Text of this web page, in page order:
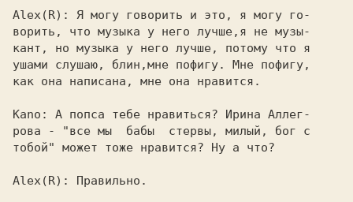
Alex(R): Я могу говорить и это, я могу го-
ворить, что музыка у него лучше,я не музы-
кант, но музыка у него лучше, потому что я
ушами слушаю, блин,мне пофигу. Мне пофигу,
как она написана, мне она нравится.
Kano: А попса тебе нравиться? Ирина Аллег-
рова - "все мы  бабы  стервы, милый, бог с
тобой" может тоже нравится? Ну а что?
Alex(R): Правильно.